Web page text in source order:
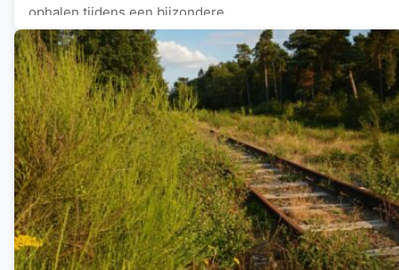
ophalen tijdens een bijzondere…